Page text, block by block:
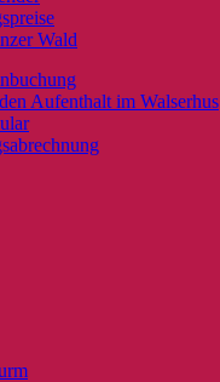
Wald
Aufenthalt im Walserhus